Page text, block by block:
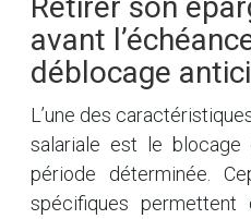
avant
déblocage
L’une des
salariale est le blocage
période déterminée.
spécifiques